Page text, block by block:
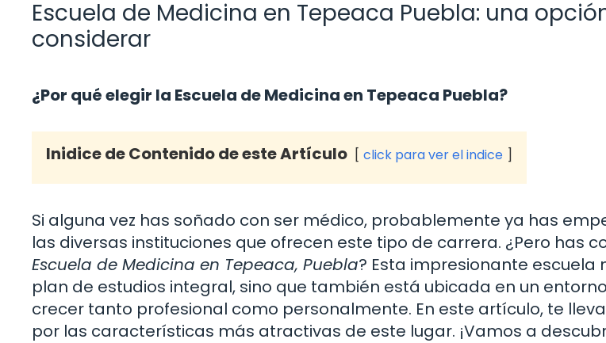
Escuela de Medicina en Tepeaca Puebla: una
considerar
¿Por qué elegir la Escuela de Medicina en Tepeaca Puebla?
Inidice de Contenido de este Artículo click para ver el indice
Si alguna vez has soñado con ser médico, probablemente ya has
las diversas instituciones que ofrecen este tipo de carrera. ¿Pero has
Escuela de Medicina en Tepeaca, Puebla? Esta impresionante escuela
plan de estudios integral, sino que también está ubicada en un
crecer tanto profesional como personalmente. En este artículo, te
por las características más atractivas de este lugar. ¡Vamos a